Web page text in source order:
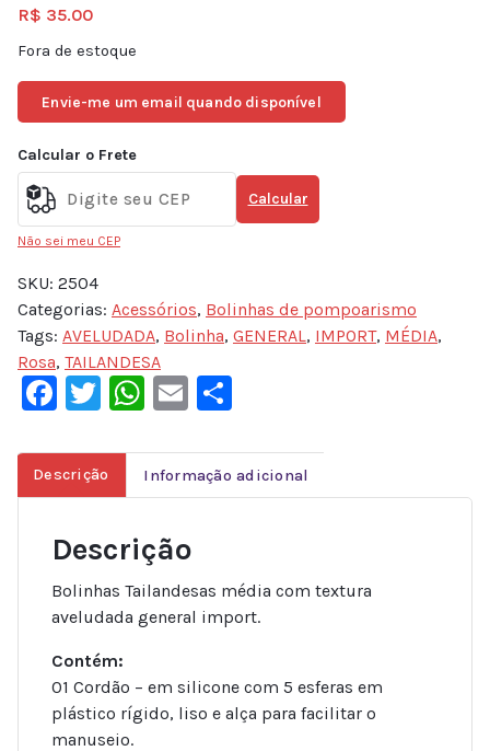
R$ 35.00
Fora de estoque
Envie-me um email quando disponível
Calcular o Frete
Calcular
Não sei meu CEP
SKU: 2504
Categorias: Acessórios, Bolinhas de pompoarismo
Tags: AVELUDADA, Bolinha, GENERAL, IMPORT, MÉDIA,
Rosa, TAILANDESA
Facebook
Twitter
WhatsApp
Email
Descrição Informação adicional
Descrição
Bolinhas Tailandesas média com textura
aveludada general import.
Contém:
01 Cordão – em silicone com 5 esferas em
plástico rígido, liso e alça para facilitar o
manuseio.